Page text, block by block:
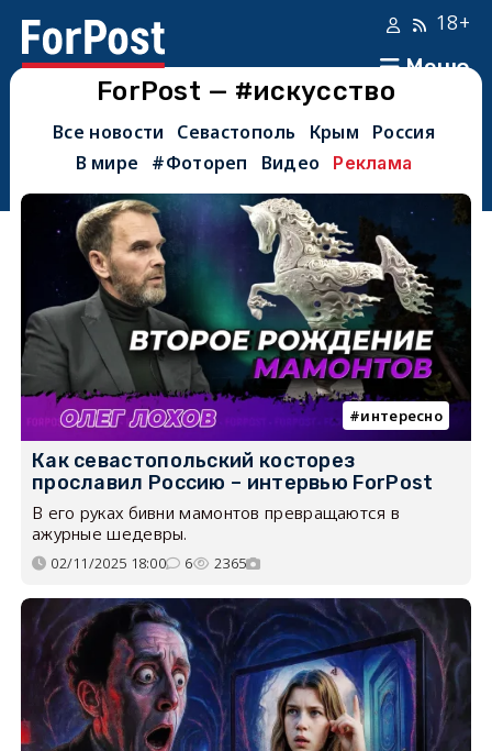
Меню
18+
ForPost — #искусство
Все новости Севастополь Крым
Россия
В мире
#Фотореп Видео Реклама
интересно
Как севастопольский косторез
прославил Россию – интервью ForPost
В его руках бивни мамонтов превращаются в
ажурные шедевры.
02/11/2025 18:00 6 2365